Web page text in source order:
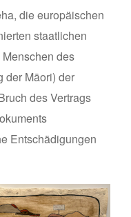
die europäischen
staatlichen
des
der Māori) der
des Vertrags
Entschädigungen